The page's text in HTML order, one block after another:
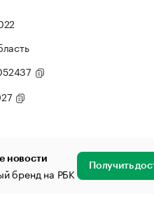
новости
бренд на РБК Получить